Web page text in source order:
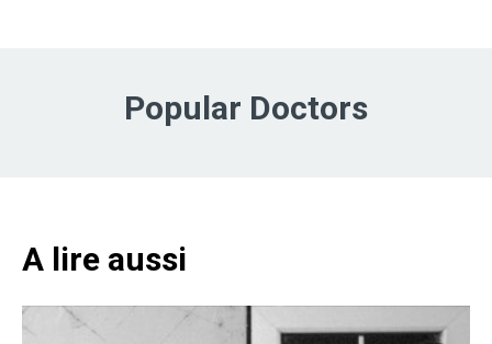
Popular Doctors
A lire aussi